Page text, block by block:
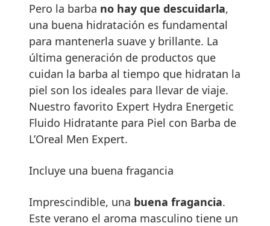
Pero la barba no hay que descuidarla,
una buena hidratación es fundamental
para mantenerla suave y brillante. La
última generación de productos que
cuidan la barba al tiempo que hidratan la
piel son los ideales para llevar de viaje.
Nuestro favorito Expert Hydra Energetic
Fluido Hidratante para Piel con Barba de
L’Oreal Men Expert.
Incluye una buena fragancia
Imprescindible, una buena fragancia.
Este verano el aroma masculino tiene un